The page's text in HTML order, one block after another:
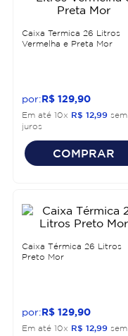
Caixa Termica 26 Litros
Vermelha e Preta Mor
R$ 129 90
Em até 10x R$ 12,99 sem
juros
COMPRAR
Caixa Térmica 26 Litros
Preto Mor
R$ 129 90
Em até 10x R$ 12,99 sem